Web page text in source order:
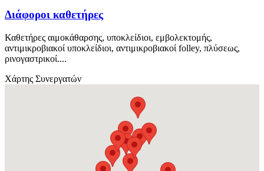
Διάφοροι καθετήρες
Καθετήρες αιμοκάθαρσης, υποκλείδιοι, εμβολεκτομής,
αντιμικροβιακοί υποκλείδιοι, αντιμικροβιακοί folley, πλύσεως,
ρινογαστρικοί....
Χάρτης Συνεργατών